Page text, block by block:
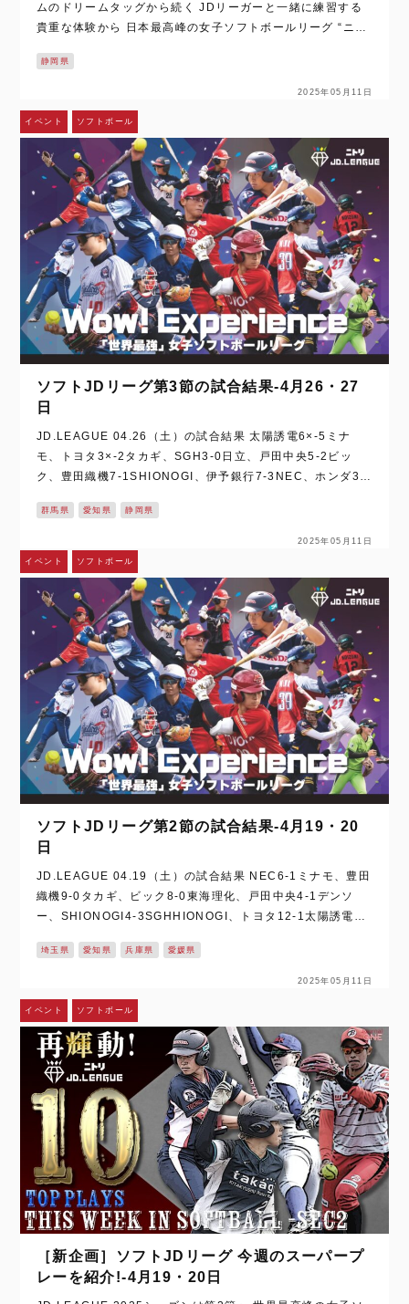
ムのドリームタッグから続く JDリーガーと一緒に練習する
貴重な体験から 日本最高峰の女子ソフトボールリーグ “ニト
しているチーム、“N…
静岡県
2025年05月11日
イベント ソフトボール
ソフトJDリーグ第3節の試合結果‐4月26・27
日
JD.LEAGUE 04.26（土）の試合結果 太陽誘電6×‐5ミナ
モ、トヨタ3×‐2タカギ、SGH3‐0日立、戸田中央5‐2ビッ
ク、豊田織機7‐1SHIONOGI、伊予銀行7‐3NEC、ホンダ3×‐
群馬県 愛知県 静岡県
2025年05月11日
イベント ソフトボール
ソフトJDリーグ第2節の試合結果‐4月19・20
日
JD.LEAGUE 04.19（土）の試合結果 NEC6‐1ミナモ、豊田
織機9‐0タカギ、ビック8‐0東海理化、戸田中央4‐1デンソ
ー、SHIONOGI4‐3SGHHIONOGI、トヨタ12‐1太陽誘電、
埼玉県 愛知県 兵庫県 愛媛県
2025年05月11日
イベント ソフトボール
［新企画］ソフトJDリーグ 今週のスーパープ
レーを紹介!‐4月19・20日